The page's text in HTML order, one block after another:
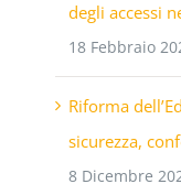
degli accessi
18 Febbraio
Riforma
sicurezza,
8 Dicembre